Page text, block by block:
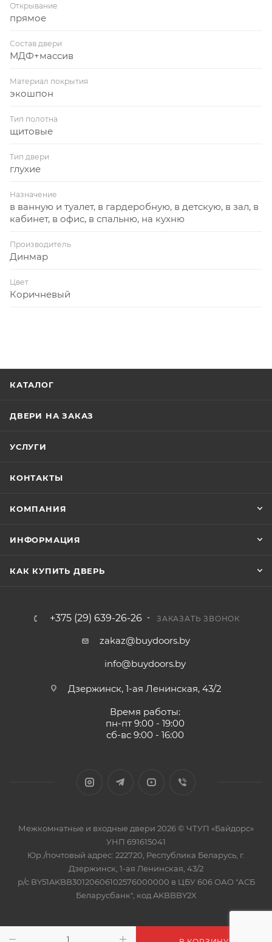
Открывание
прямое
Состав двери
МДФ+массив
Материал покрытия
экошпон
Тип полотна
щитовые
Тип двери
глухие
Назначение
в ванную и туалет, в гардеробную, в детскую, в зал, в
кабинет, в офис, в спальню, на кухню
Производитель
Динмар
Цвет
Коричневый
КАТАЛОГ
ДВЕРИ НА ЗАКАЗ
УСЛУГИ
КОНТАКТЫ
КОМПАНИЯ
ИНФОРМАЦИЯ
КАК КУПИТЬ ДВЕРЬ
+375 (29) 639-26-26 ЗАКАЗАТЬ ЗВОНОК
zakaz@buydoors.by
info@buydoors.by
Дзержинск, 1-ая Ленинская, 43/2
Время работы:
пн-пт 9:00 - 19:00
сб-вс 9:00 - 16:00
Межкомнатные и входные двери 2026 © ЧТУП «Байдорс»
УНП 691615041
Юр./почтовый адрес: 222720, Республика Беларусь, г.
Дзержинск, 1-ая Ленинская, 43/2
р/с BY51AKBB30120606102576000000 в ЦБУ 606 ОАО "АСБ
Беларусбанк", код AKBBBY2X